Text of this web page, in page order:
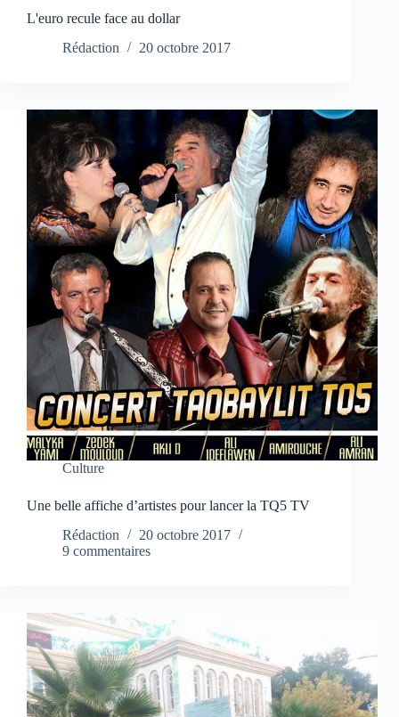
L'euro recule face au dollar
Rédaction
20 octobre 2017
Culture
Une belle affiche d’artistes pour lancer la TQ5 TV
Rédaction
20 octobre 2017
9 commentaires